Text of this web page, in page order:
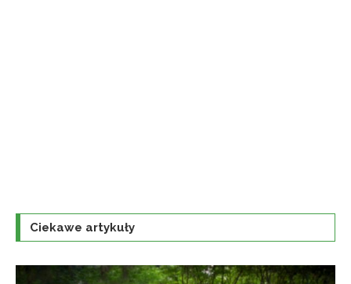
Ciekawe artykuły